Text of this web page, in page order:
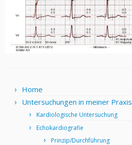
Home
Untersuchungen in meiner Praxis
Kardiologische Untersuchung
Echokardiografie
Prinzip/Durchführung